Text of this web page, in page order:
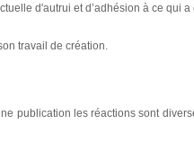
d'autrui et d’adhésion à ce qui a
travail de création.
publication les réactions sont